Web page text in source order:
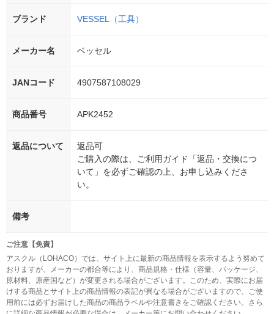
ブランド VESSEL（工具）
メーカー名 ベッセル
JANコード 4907587108029
商品番号 APK2452
返品について
返品可
ご購入の際は、ご利用ガイド「返品・交換につ
いて」を必ずご確認の上、お申し込みくださ
い。
備考
ご注意【免責】
アスクル（LOHACO）では、サイト上に最新の商品情報を表示するよう努めて
おりますが、メーカーの都合等により、商品規格・仕様（容量、パッケージ、
原材料、原産国など）が変更される場合がございます。このため、実際にお届
けする商品とサイト上の商品情報の表記が異なる場合がございますので、ご使
用前には必ずお届けした商品の商品ラベルや注意書きをご確認ください。さら